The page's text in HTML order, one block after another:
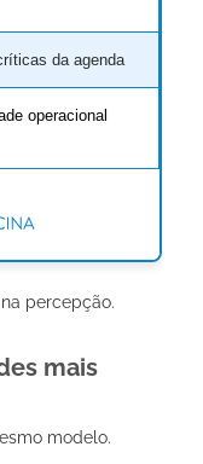
da agenda
operacional
percepção.
mais
modelo.